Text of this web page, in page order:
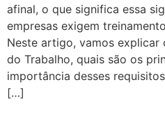
afinal, o que significa essa
empresas exigem
Neste artigo, vamos explicar
do Trabalho, quais são os
importância desses
[…]